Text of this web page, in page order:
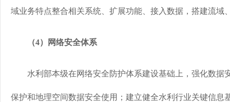
域业务特点整合相关系统、扩展功能、接入数据，搭建流域
（4）网络安全体系
水利部本级在网络安全防护体系建设基础上，强化数据
保护和地理空间数据安全使用；建立健全水利行业关键信息